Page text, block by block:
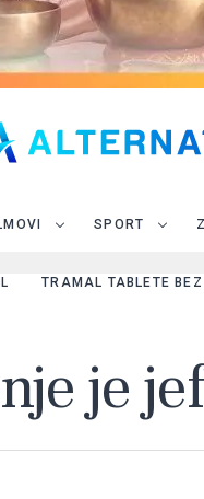
SPORT
TRAMAL TABLETE
je